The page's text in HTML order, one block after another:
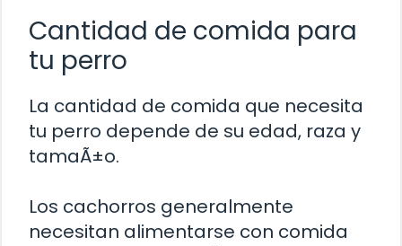
Cantidad de comida para
tu perro
La cantidad de comida que necesita
tu perro depende de su edad, raza y
tamaÃ±o.
Los cachorros generalmente
necesitan alimentarse con comida